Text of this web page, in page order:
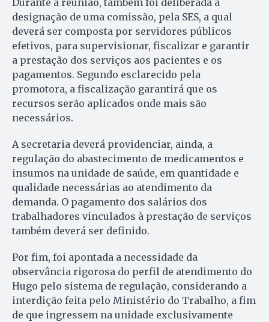
Durante a reunião, também foi deliberada a
designação de uma comissão, pela SES, a qual
deverá ser composta por servidores públicos
efetivos, para supervisionar, fiscalizar e garantir
a prestação dos serviços aos pacientes e os
pagamentos. Segundo esclarecido pela
promotora, a fiscalização garantirá que os
recursos serão aplicados onde mais são
necessários.
A secretaria deverá providenciar, ainda, a
regulação do abastecimento de medicamentos e
insumos na unidade de saúde, em quantidade e
qualidade necessárias ao atendimento da
demanda. O pagamento dos salários dos
trabalhadores vinculados à prestação de serviços
também deverá ser definido.
Por fim, foi apontada a necessidade da
observância rigorosa do perfil de atendimento do
Hugo pelo sistema de regulação, considerando a
interdição feita pelo Ministério do Trabalho, a fim
de que ingressem na unidade exclusivamente